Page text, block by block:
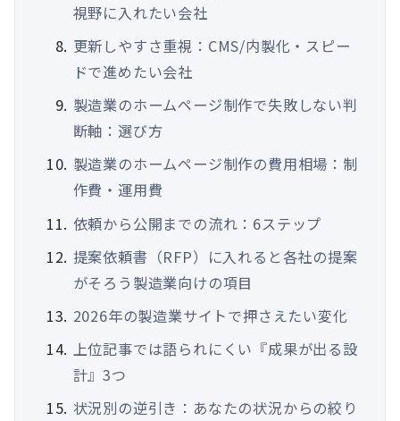
視野に入れたい会社
更新しやすさ重視：CMS/内製化・スピー
ドで進めたい会社
製造業のホームページ制作で失敗しない判
断軸：選び方
製造業のホームページ制作の費用相場：制
作費・運用費
依頼から公開までの流れ：6ステップ
提案依頼書（RFP）に入れると各社の提案
がそろう製造業向けの項目
2026年の製造業サイトで押さえたい変化
上位記事では語られにくい『成果が出る設
計』3つ
状況別の逆引き：あなたの状況からの絞り